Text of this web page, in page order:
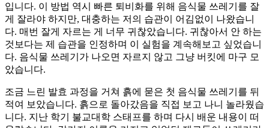
입니다. 이 방법 역시 빠른 퇴비화를 위해 음식물 쓰레기를 잘
게 잘라야 하지만, 대충하는 저의 습관이 어김없이 나왔습니
다. 매번 잘게 자르는 게 너무 귀찮았습니다. 귀찮아서 안 하는
것보다는 제 습관을 인정하며 이 실험을 계속해보고 싶었습니
다. 음식물 쓰레기가 나오면 자르지 않고 그냥 버킷에 마구 모
았습니다.
조금 느린 발효 과정을 거쳐 흙에 묻은 첫 음식물 쓰레기를 뒤
적여 보았습니다. 흙으로 돌아갔음을 직접 보고 나니 놀라웠습
니다. 지난 학기 불교대학 스태프를 하며 다시 배운 내용이 떠